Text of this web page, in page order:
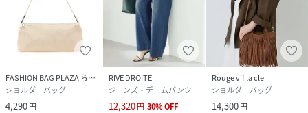
品番
SE1239_RDZ1062112A0001
RDZ1062112A0001-8-2 SE1239 )
FASHION BAG PLAZA らみー
ショルダーバッグ
4,290円
RIVE DROITE
ジーンズ・デニムパンツ
12,320円 30%OFF
Rouge vif la cle
ショルダーバッグ
14,300円